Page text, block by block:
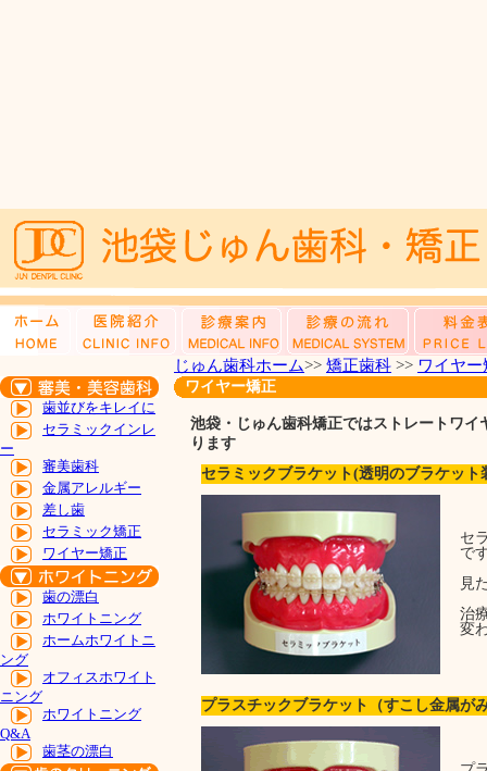
じゅん歯科ホーム>> 矯正歯科 >> ワイヤー
歯並びをキレイに
セラミックインレ
ー
審美歯科
金属アレルギー
差し歯
セラミック矯正
ワイヤー矯正
歯の漂白
ホワイトニング
ホームホワイトニ
ング
オフィスホワイト
ニング
ホワイトニング
Q&A
歯茎の漂白
ワイヤー矯正
池袋・じゅん歯科矯正ではストレートワ
ります
セラミックブラケット(透明のブラケット
セ
で
見
治
変
プラスチックブラケット（すこし金属が